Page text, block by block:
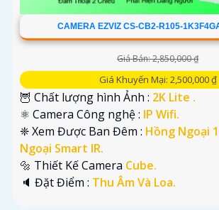
CAMERA EZVIZ CS-CB2-R105-
Giá Bán: 2,850,000 ₫
Giá Khuyến Mại: 2,500,000 ₫
🦉 Chất lượng hình Ảnh : 2K Lite .
⚛️ Camera Công nghệ : IP Wifi.
❈ Xem Được Ban Đêm : Hồng Ngoại
Ngoại Smart IR.
🔩 Thiết Kế Camera Cube.
️🔈 Đặt Điểm : Thu Âm Và Loa.